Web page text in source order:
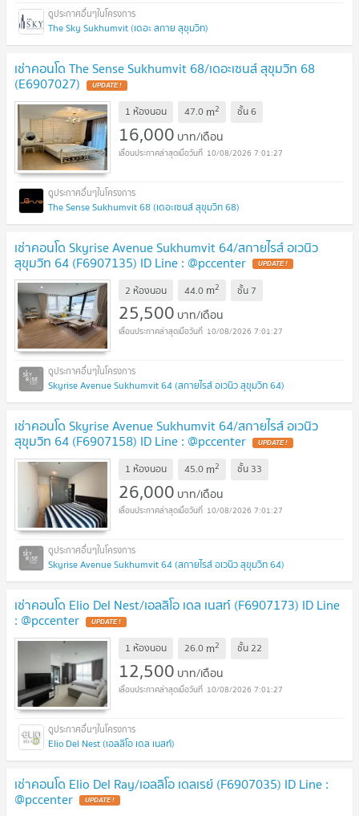
The Sky Sukhumvit (เดอะ สกาย สุขุมวิท)
เช่าคอนโด The Sense Sukhumvit 68/เดอะเซนส์ สุขุมวิท 68
(E6907027)
1 ห้องนอน 47.0 m2 ชั้น6
16,000 บาท/เดือน
10/08/2026 7:01:27
The Sense Sukhumvit 68 (เดอะเซนส์ สุขุมวิท 68)
เช่าคอนโด Skyrise Avenue Sukhumvit 64/สกายไรส์ อเวนิว
สุขุมวิท 64 (F6907135) ID Line : @pccenter
2 ห้องนอน 44.0 m2 ชั้น 7
25,500 บาท/เดือน
10/08/2026 7:01:27
Skyrise Avenue Sukhumvit 64 (สกายไรส์ อเวนิว สุขุมวิท 64)
เช่าคอนโด Skyrise Avenue Sukhumvit 64/สกายไรส์ อเวนิว
สุขุมวิท 64 (F6907158) ID Line : @pccenter
1 ห้องนอน 45.0 m2 ชั้น 33
26,000 บาท/เดือน
10/08/2026 7:01:27
Skyrise Avenue Sukhumvit 64 (สกายไรส์ อเวนิว สุขุมวิท 64)
เช่าคอนโด Elio Del Nest/เอลลิโอ เดล เนสท์ (F6907173) ID Line
: @pccenter
1 ห้องนอน 26.0 m2 ชั้น22
12,500 บาท/เดือน
10/08/2026 7:01:27
Elio Del Nest (เอลลิโอ เดล เนสท์)
เช่าคอนโด Elio Del Ray/เอลลิโอ เดลเรย์ (F6907035) ID Line :
@pccenter